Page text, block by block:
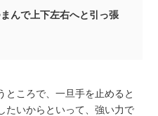
んで上下左右へと引っ張
ところで、一旦手を止めると
たいからといって、強い力で